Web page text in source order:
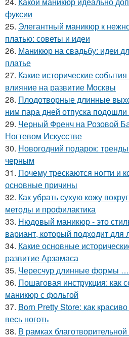
фуксии
25. Элегантный маникюр к
платью: советы и идеи
26. Маникюр на свадьбу: идеи
платье
27. Какие исторические
влияние на развитие Москвы
28. Плодотворные длинные
ним пара дней отпуска подошли
29. Черный Френч на Розовой
Ногтевом Искусстве
30. Новогодний подарок:
черным
31. Почему трескаются ногти и
основные причины
32. Как убрать сухую кожу
методы и профилактика
33. Нюдовый маникюр - это
вариант, который подходит для
34. Какие основные
развитие Арзамаса
35. Чересчур длинные формы
36. Пошаговая инструкция: как
маникюр с фольгой
37. Born Pretty Store: как
весь ноготь
38. В рамках